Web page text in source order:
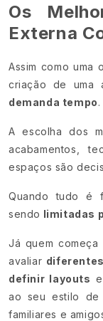
Os
Externa
Assim como uma
criação de uma
demanda tempo.
A escolha dos
acabamentos,
espaços são
Quando tudo é
sendo limitadas
Já quem
avaliar
definir layouts
ao seu estilo
familiares e